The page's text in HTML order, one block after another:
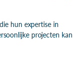
hun expertise in
projecten kan